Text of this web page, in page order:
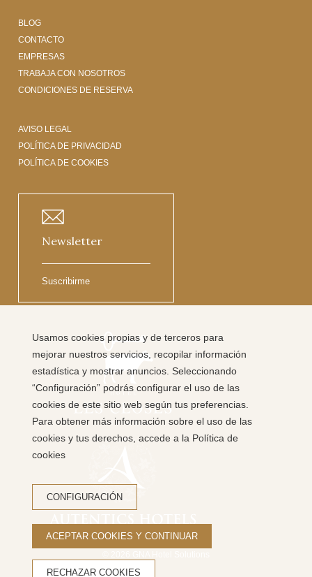
BLOG
CONTACTO
EMPRESAS
TRABAJA CON NOSOTROS
CONDICIONES DE RESERVA
AVISO LEGAL
POLÍTICA DE PRIVACIDAD
POLÍTICA DE COOKIES
Newsletter
Suscribirme
Usamos cookies propias y de terceros para
mejorar nuestros servicios, recopilar información
estadística y mostrar anuncios. Seleccionando
“Configuración” podrás configurar el uso de las
cookies de este sitio web según tus preferencias.
Para obtener más información sobre el uso de las
cookies y tus derechos, accede a la Política de
cookies
CONFIGURACIÓN
ACEPTAR COOKIES Y CONTINUAR
RECHAZAR COOKIES